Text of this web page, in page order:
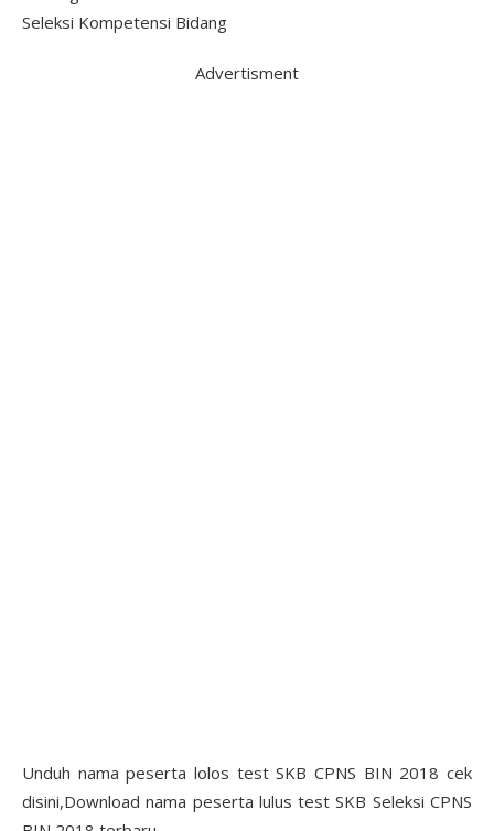
Advertisment
Unduh nama peserta lolos test SKB CPNS BIN 2018 cek
disini,Download nama peserta lulus test SKB Seleksi CPNS